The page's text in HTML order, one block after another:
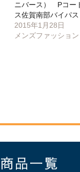
ニバース） Pコー
ス佐賀南部バイパ
2015年1月28日
メンズファッション